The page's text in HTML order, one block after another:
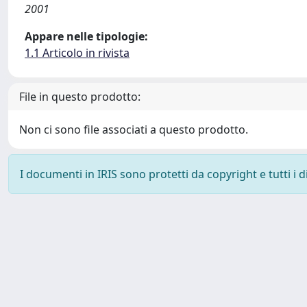
2001
Appare nelle tipologie:
1.1 Articolo in rivista
File in questo prodotto:
Non ci sono file associati a questo prodotto.
I documenti in IRIS sono protetti da copyright e tutti i